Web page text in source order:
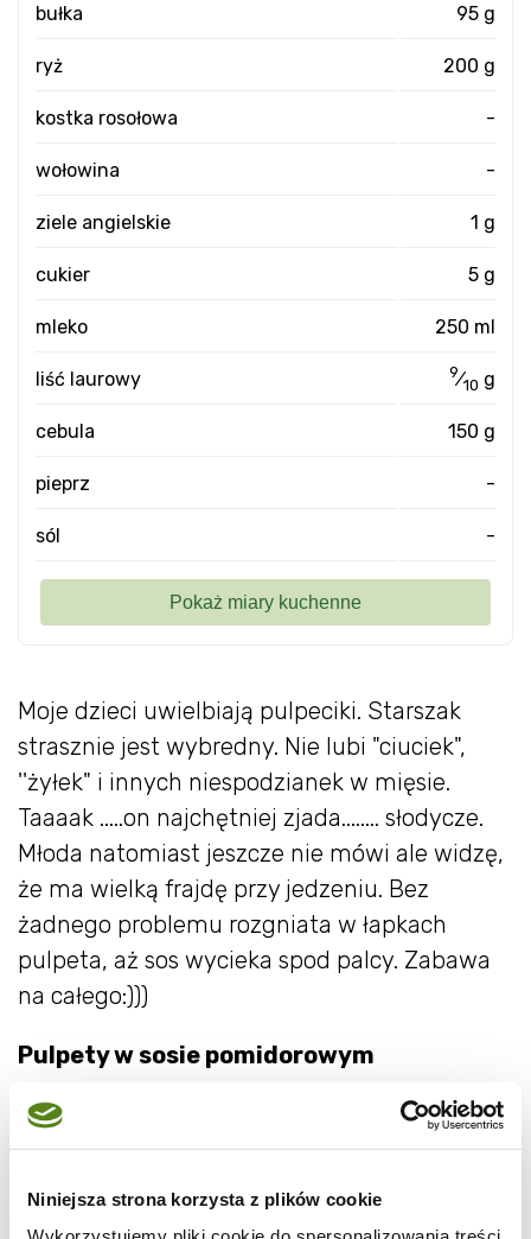
Niniejsza strona korzysta z plików cookie
Moje dzieci uwielbiają pulpeciki. Starszak
strasznie jest wybredny. Nie lubi "ciuciek",
''żyłek" i innych niespodzianek w mięsie.
Taaaak .....on najchętniej zjada........ słodycze.
Młoda natomiast jeszcze nie mówi ale widzę,
że ma wielką frajdę przy jedzeniu. Bez
żadnego problemu rozgniata w łapkach
pulpeta, aż sos wycieka spod palcy. Zabawa
na całego:)))
Pulpety w sosie pomidorowym
50 dag mięsa wołowego
1 szklanka mleka
bułka 95 g
ryż 200 g
kostka rosołowa -
wołowina -
ziele angielskie 1 g
cukier 5 g
mleko 250 ml
liść laurowy 9⁄10 g
cebula 150 g
pieprz -
sól -